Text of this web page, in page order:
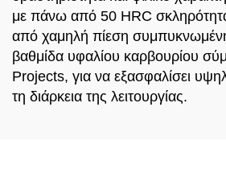
με πάνω από 50 HRC
από χαμηλή πίεση
βαθμίδα υφαλίου καρβουρίου
Projects, για να εξασφαλίσει
τη διάρκεια της λειτουργίας.